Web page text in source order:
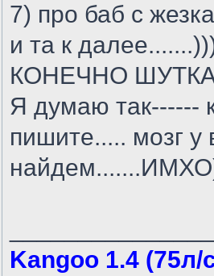
7) про баб с
и та к
КОНЕЧНО
Я думаю так------
пишите..... мозг у
Kangoo 1.4 (75л/